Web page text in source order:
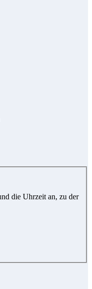
die Uhrzeit an, zu der